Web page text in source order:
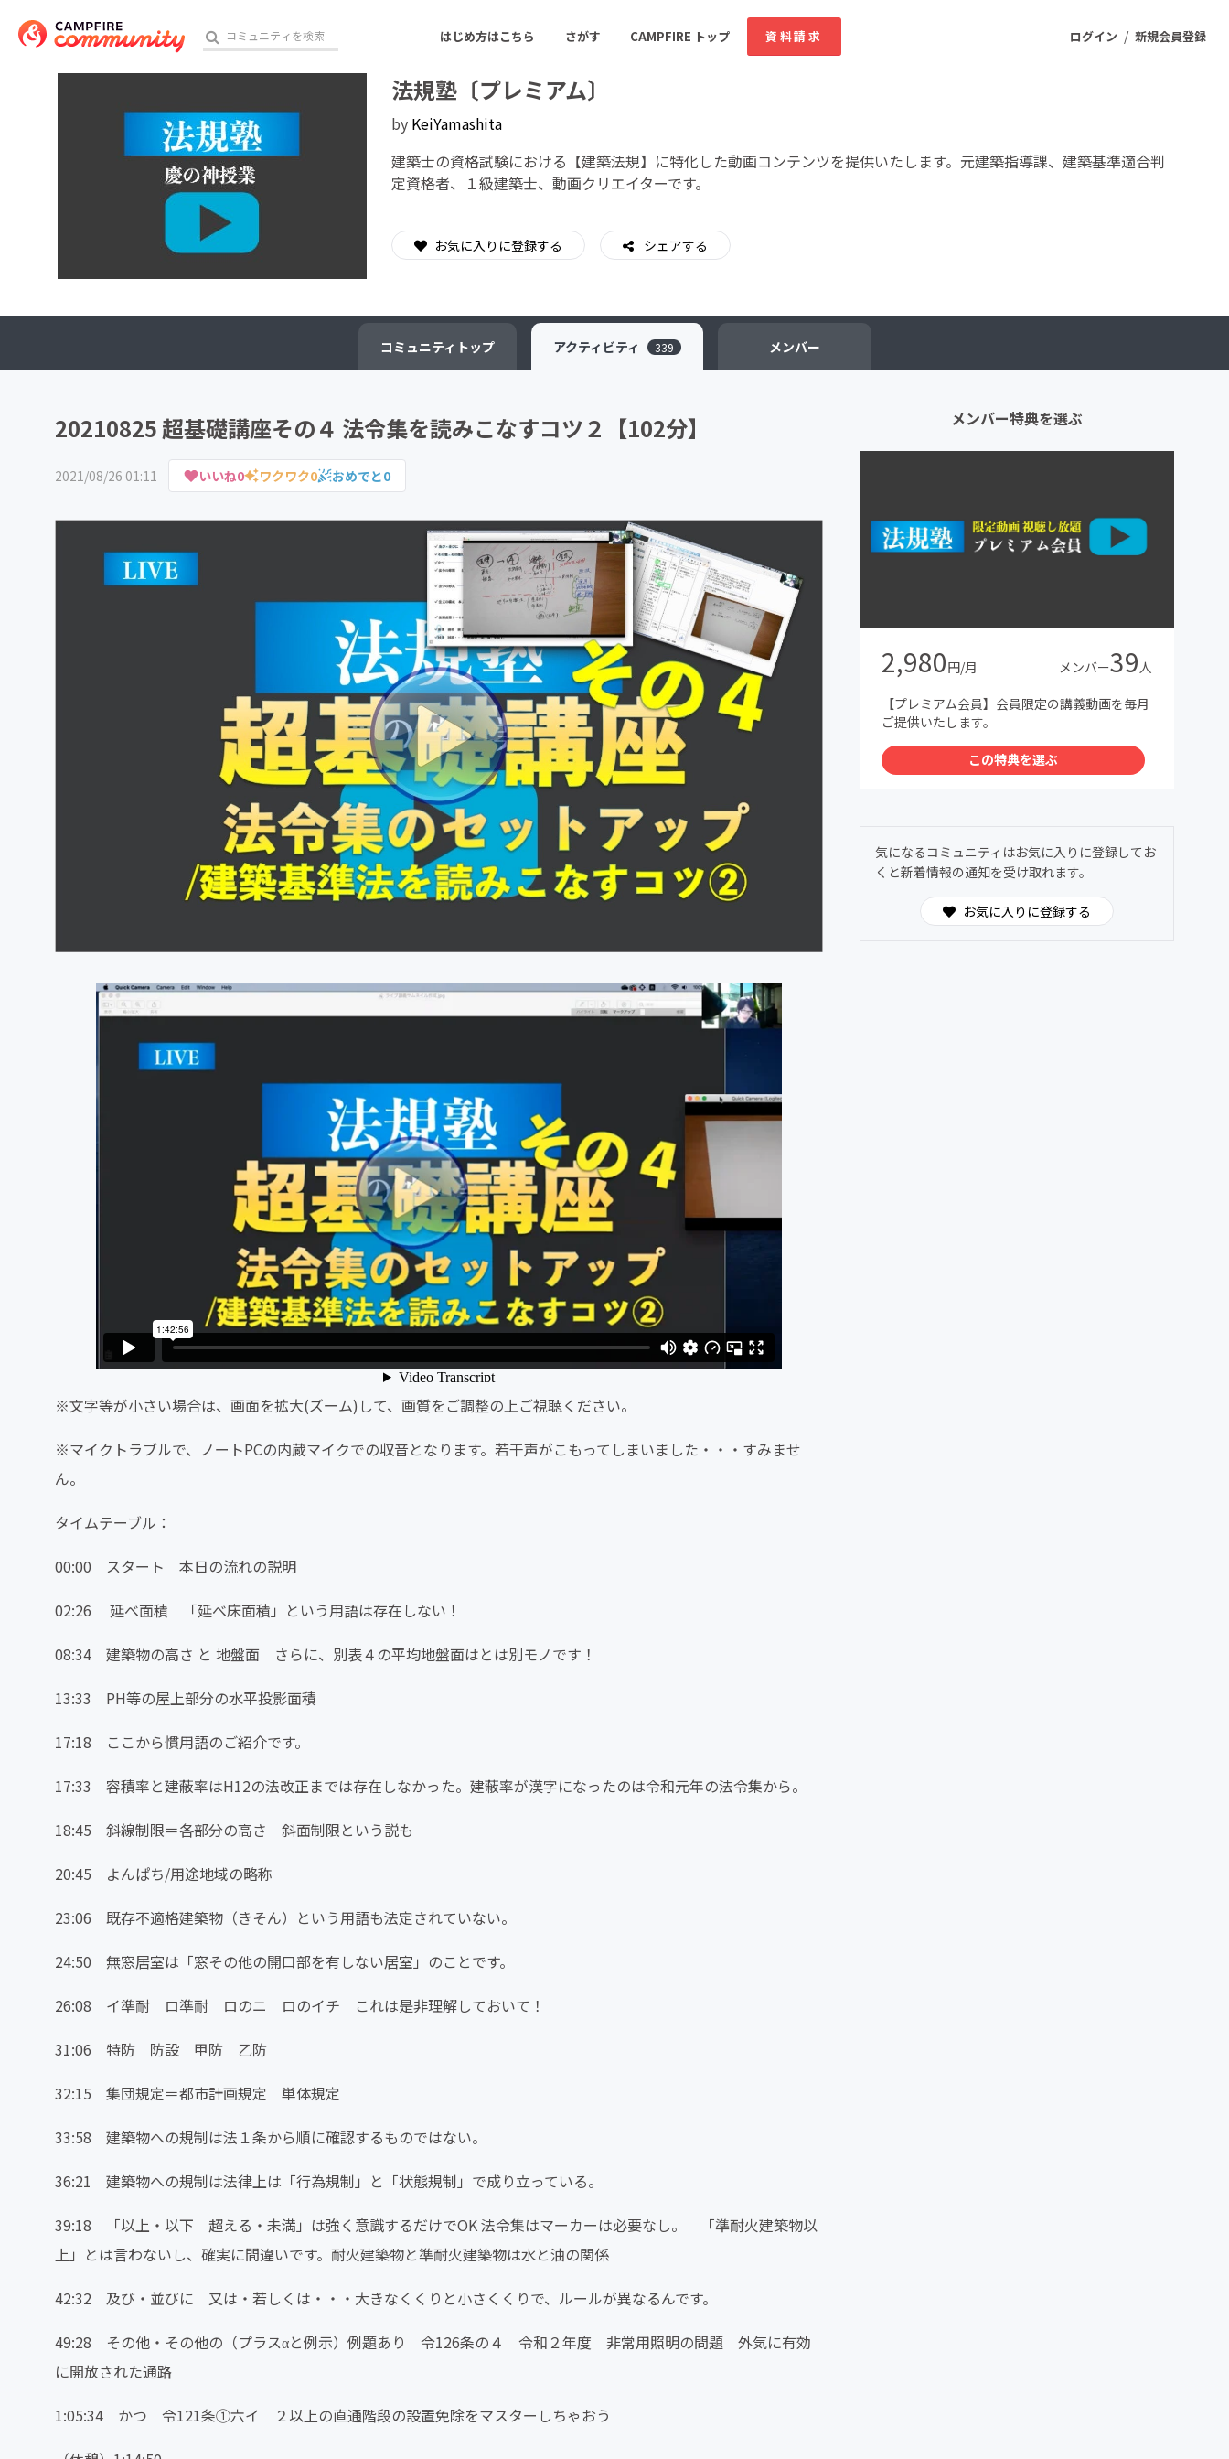
ログイン / 新規会員登録
はじめ方はこちら さがす CAMPFIRE トップ 資料請求
おすすめのコミュニティ 人気のコミュニティ 新着のコミュニティ
アート・写真
テクノロジー・ガジェット
ゲーム・サービス開発 フード・飲食店
ソーシャルグッド ビューティー・ヘルスケア
チャレンジ
CAMPFIRE for Social Good CAMPFIRE Creation
法規塾〔プレミアム〕
by KeiYamashita
建築士の資格試験における【建築法規】に特化した動画コンテンツを提供いたします。元建築指導課、建築基準適合判
定資格者、１級建築士、動画クリエイターです。
お気に入りに登録する シェアする
コミュニティ トップ アクティビティ 339 メンバー
20210825 超基礎講座その４ 法令集を読みこなすコツ２【102分】
2021/08/26 01:11 いいね0 ワクワク0 おめでと0
※文字等が小さい場合は、画面を拡大(ズーム)して、画質をご調整の上ご視聴ください。
※マイクトラブルで、ノートPCの内蔵マイクでの収音となります。若干声がこもってしまいました・・・すみませ
ん。
タイムテーブル：
00:00 スタート 本日の流れの説明
02:26 延べ面積 「延べ床面積」という用語は存在しない！
08:34 建築物の高さ と 地盤面 さらに、別表４の平均地盤面はとは別モノです！
13:33 PH等の屋上部分の水平投影面積
17:18 ここから慣用語のご紹介です。
17:33 容積率と建蔽率はH12の法改正までは存在しなかった。建蔽率が漢字になったのは令和元年の法令集から。
18:45 斜線制限＝各部分の高さ 斜面制限という説も
20:45 よんぱち/用途地域の略称
23:06 既存不適格建築物（きそん）という用語も法定されていない。
24:50 無窓居室は「窓その他の開口部を有しない居室」のことです。
26:08 イ準耐 ロ準耐 ロのニ ロのイチ これは是非理解しておいて！
31:06 特防 防設 甲防 乙防
32:15 集団規定＝都市計画規定 単体規定
33:58 建築物への規制は法１条から順に確認するものではない。
36:21 建築物への規制は法律上は「行為規制」と「状態規制」で成り立っている。
39:18 「以上・以下 超える・未満」は強く意識するだけでOK 法令集はマーカーは必要なし。 「準耐火建築物以
上」とは言わないし、確実に間違いです。耐火建築物と準耐火建築物は水と油の関係
42:32 及び・並びに 又は・若しくは・・・大きなくくりと小さくくりで、ルールが異なるんです。
49:28 その他・その他の（プラスαと例示）例題あり 令126条の４ 令和２年度 非常用照明の問題 外気に有効
に開放された通路
1:05:34 かつ 令121条①六イ ２以上の直通階段の設置免除をマスターしちゃおう
メンバー特典を選ぶ
2,980円/月 メンバー39 人
【プレミアム会員】会員限定の講義動画を毎月
ご提供いたします。
この特典を選ぶ
気になるコミュニティはお気に入りに登録してお
くと新着情報の通知を受け取れます。
お気に入りに登録する